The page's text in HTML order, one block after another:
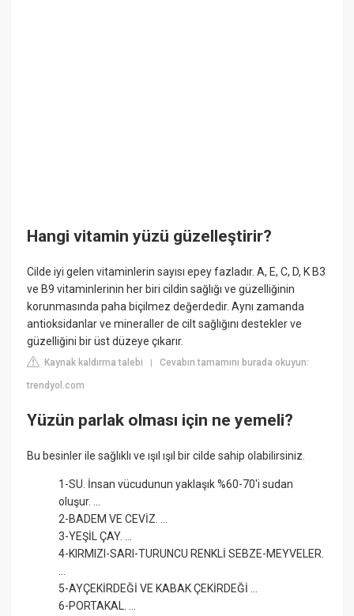
Hangi vitamin yüzü güzelleştirir?
Cilde iyi gelen vitaminlerin sayısı epey fazladır. A, E, C, D, K B3
ve B9 vitaminlerinin her biri cildin sağlığı ve güzelliğinin
korunmasında paha biçilmez değerdedir. Aynı zamanda
antioksidanlar ve mineraller de cilt sağlığını destekler ve
güzelliğini bir üst düzeye çıkarır.
Kaynak kaldırma talebi |Cevabın tamamını burada okuyun:
trendyol.com
Yüzün parlak olması için ne yemeli?
Bu besinler ile sağlıklı ve ışıl ışıl bir cilde sahip olabilirsiniz.
1-SU. İnsan vücudunun yaklaşık %60-70'i sudan
oluşur. ...
2-BADEM VE CEVİZ. ...
3-YEŞİL ÇAY. ...
4-KIRMIZI-SARI-TURUNCU RENKLİ SEBZE-MEYVELER.
...
5-AYÇEKİRDEĞİ VE KABAK ÇEKİRDEĞİ ...
6-PORTAKAL. ...